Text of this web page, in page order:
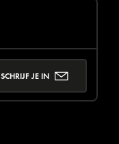
SCHRIJF JE IN